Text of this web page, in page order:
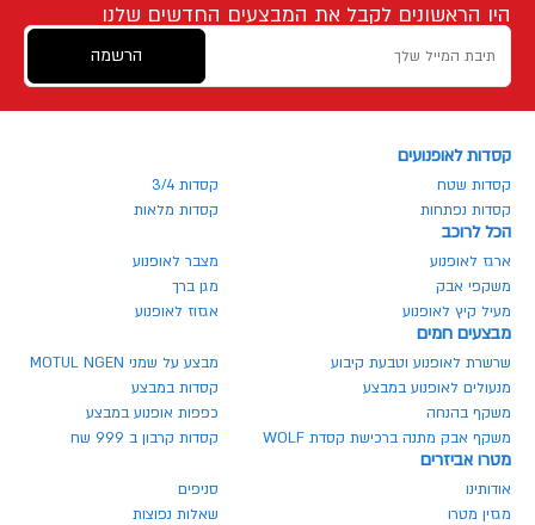
היו הראשונים לקבל את המבצעים החדשים שלנו
הרשמה
קסדות לאופנועים
קסדות שטח
קסדות 3/4
קסדות נפתחות
קסדות מלאות
הכל לרוכב
ארגז לאופנוע
מצבר לאופנוע
משקפי אבק
מגן ברך
מעיל קיץ לאופנוע
אגזוז לאופנוע
מבצעים חמים
שרשרת לאופנוע וטבעת קיבוע
מבצע על שמני MOTUL NGEN
מנעולים לאופנוע במבצע
קסדות במבצע
משקף בהנחה
כפפות אופנוע במבצע
משקף אבק מתנה ברכישת קסדת WOLF
קסדות קרבון ב 999 שח
מטרו אביזרים
אודותינו
סניפים
מגזין מטרו
שאלות נפוצות